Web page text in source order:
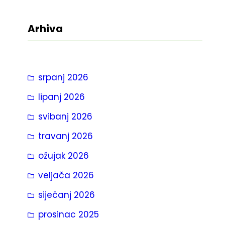
r
a
Arhiva
srpanj 2026
lipanj 2026
svibanj 2026
travanj 2026
ožujak 2026
veljača 2026
siječanj 2026
prosinac 2025